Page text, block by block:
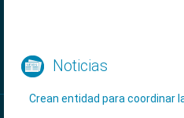
Noticias
Crean entidad para coordinar